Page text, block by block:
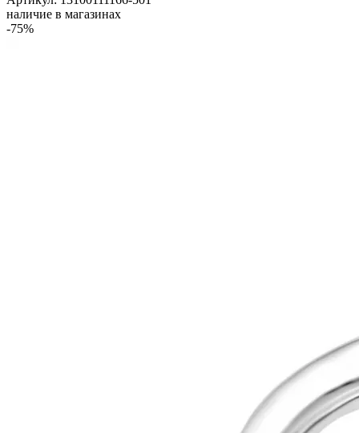
наличие в магазинах
-75%